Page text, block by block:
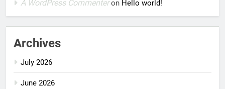
A WordPress Commenteron Hello world!
Archives
July 2026
June 2026